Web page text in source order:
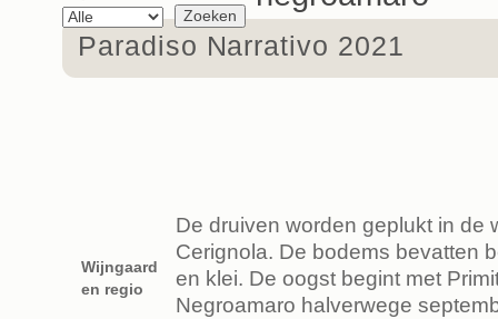
Paradiso Narrativo 2021
Wijngaard
en regio
De druiven worden geplukt in de
Cerignola. De bodems bevatten
en klei. De oogst begint met
Negroamaro halverwege